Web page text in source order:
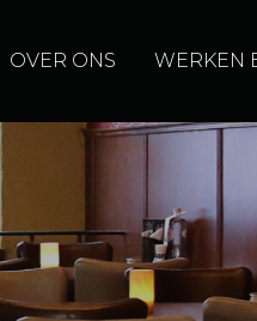
OVER ONS WERKEN